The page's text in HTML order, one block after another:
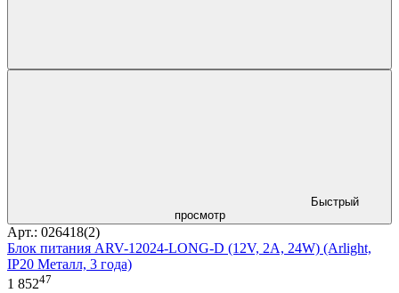
Быстрый
просмотр
Арт.: 026418(2)
Блок питания ARV-12024-LONG-D (12V, 2A, 24W) (Arlight,
IP20 Металл, 3 года)
1 85247